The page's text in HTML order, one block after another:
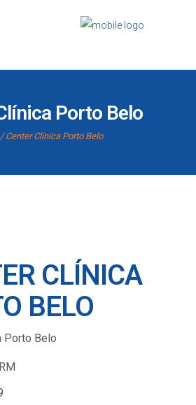
Porto Belo
Center Clínica Porto Belo
CLÍNICA
BELO
Porto Belo